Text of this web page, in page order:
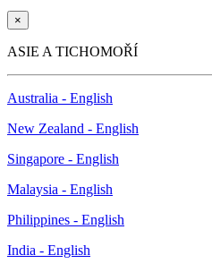
×
ASIE A TICHOMOŘÍ
Australia - English
New Zealand - English
Singapore - English
Malaysia - English
Philippines - English
India - English